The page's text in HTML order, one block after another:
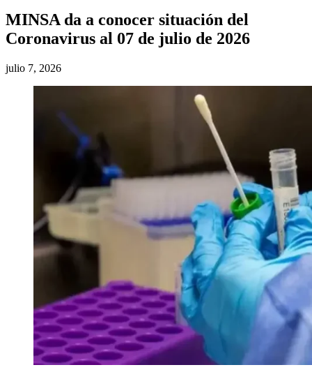
MINSA da a conocer situación del
Coronavirus al 07 de julio de 2026
julio 7, 2026